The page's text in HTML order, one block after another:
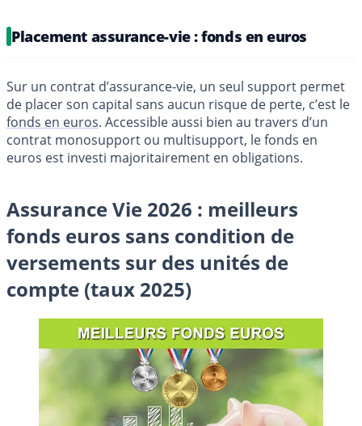
Placement assurance-vie : fonds en euros
Sur un contrat d’assurance-vie, un seul support permet
de placer son capital sans aucun risque de perte, c’est le
fonds en euros. Accessible aussi bien au travers d’un
contrat monosupport ou multisupport, le fonds en
euros est investi majoritairement en obligations.
Assurance Vie 2026 : meilleurs
fonds euros sans condition de
versements sur des unités de
compte (taux 2025)